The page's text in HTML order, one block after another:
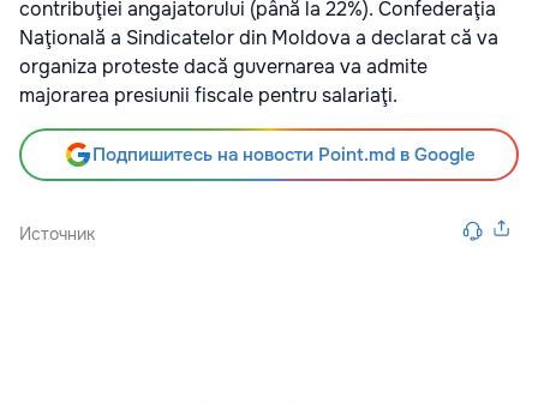
contribuţiei angajatorului (până la 22%). Confederaţia
Naţională a Sindicatelor din Moldova a declarat că va
organiza proteste dacă guvernarea va admite
majorarea presiunii fiscale pentru salariaţi.
Подпишитесь на новости Point.md в Google
Источник